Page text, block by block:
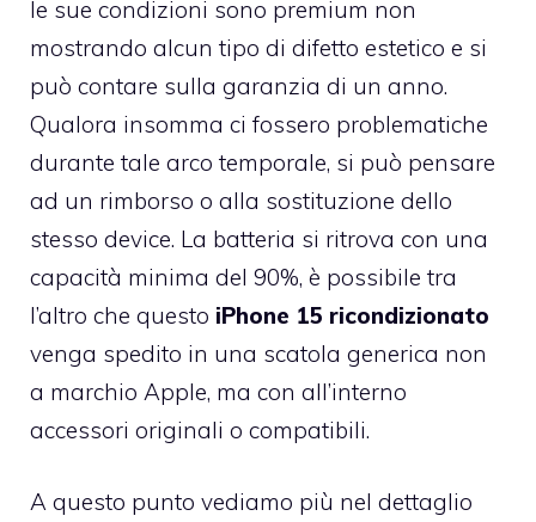
le sue condizioni sono premium non
mostrando alcun tipo di difetto estetico e si
può contare sulla garanzia di un anno.
Qualora insomma ci fossero problematiche
durante tale arco temporale, si può pensare
ad un rimborso o alla sostituzione dello
stesso device. La batteria si ritrova con una
capacità minima del 90%, è possibile tra
l’altro che questo iPhone 15 ricondizionato
venga spedito in una scatola generica non
a marchio Apple, ma con all’interno
accessori originali o compatibili.
A questo punto vediamo più nel dettaglio